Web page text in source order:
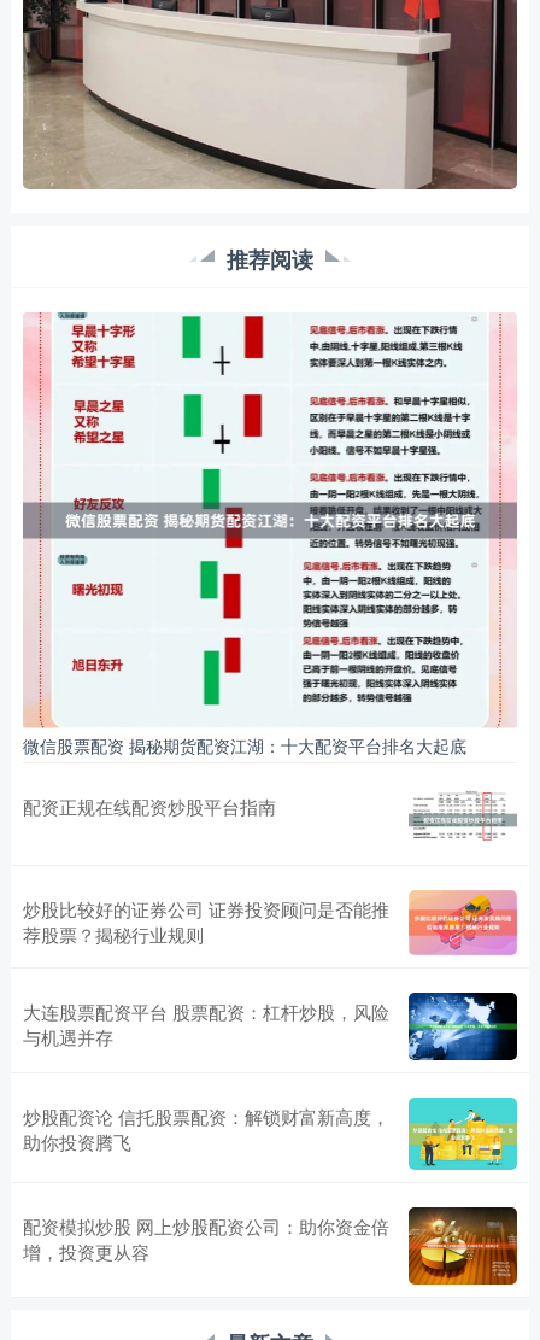
推荐阅读
微信股票配资 揭秘期货配资江湖：十大配资平台排名大起底
配资正规在线配资炒股平台指南
炒股比较好的证券公司 证券投资顾问是否能推
荐股票？揭秘行业规则
大连股票配资平台 股票配资：杠杆炒股，风险
与机遇并存
炒股配资论 信托股票配资：解锁财富新高度，
助你投资腾飞
配资模拟炒股 网上炒股配资公司：助你资金倍
增，投资更从容